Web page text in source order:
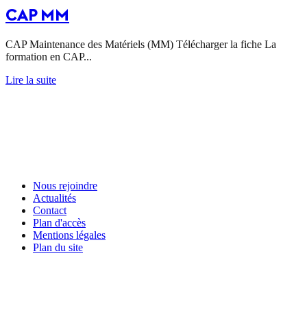
CAP MM
CAP Maintenance des Matériels (MM) Télécharger la fiche La
formation en CAP...
Lire la suite
Nous rejoindre
Actualités
Contact
Plan d'accès
Mentions légales
Plan du site